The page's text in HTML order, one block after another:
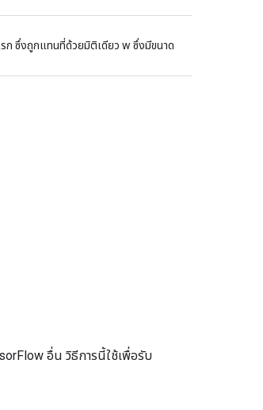
ซึ่งถูกแทนที่ด้วยมิติเดียว w ซึ่งมีขนาด
อื่น วิธีการนี้ใช้เพื่อรับ